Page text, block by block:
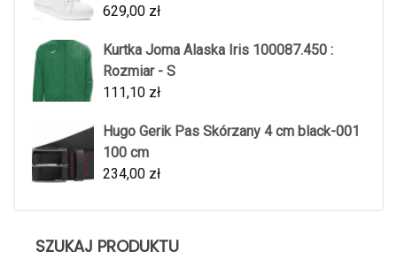
629,00 zł
Kurtka Joma Alaska Iris 100087.450 :
Rozmiar - S
111,10 zł
Hugo Gerik Pas Skórzany 4 cm black-001
100 cm
234,00 zł
SZUKAJ PRODUKTU